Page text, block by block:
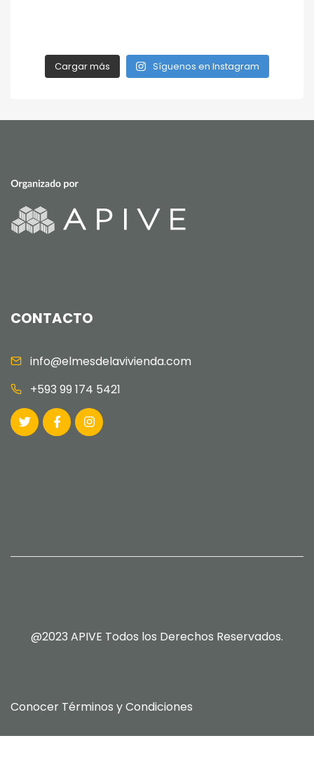
Cargar más Síguenos en Instagram
CONTACTO
info@elmesdelavivienda.com
+593 99 174 5421
@2023 APIVE Todos los Derechos Reservados.
Conocer Términos y Condiciones